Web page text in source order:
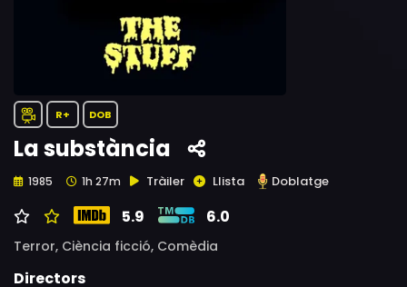
R+ DOB
La substància
1985 1h 27m Tràiler Llista Doblatge
5.9 6.0
Terror, Ciència ficció, Comèdia
Directors